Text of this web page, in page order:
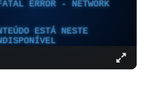
ERROR - NETWORK
ESTÁ NESTE